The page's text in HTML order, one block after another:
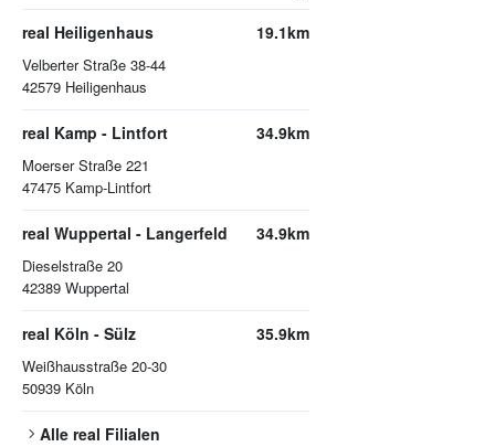
real Heiligenhaus
Velberter Straße 38-44
42579 Heiligenhaus
19.1km
real Kamp - Lintfort
Moerser Straße 221
47475 Kamp-Lintfort
34.9km
real Wuppertal - Langerfeld
Dieselstraße 20
42389 Wuppertal
34.9km
real Köln - Sülz
Weißhausstraße 20-30
50939 Köln
35.9km
Alle real Filialen